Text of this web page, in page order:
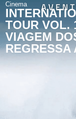
Cinema
TOUR VOL.
VIAGEM
REGRESSA